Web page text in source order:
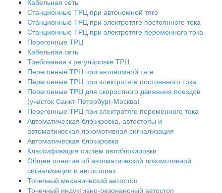
Станционные ТРЦ при автономной тяге
Станционные ТРЦ при электротяге постоянного тока
Станционные ТРЦ при электротяге переменного тока
Перегонные ТРЦ
Кабельная сеть
Требования к регулировке ТРЦ
Перегонные ТРЦ при автономной тяге
Перегонные ТРЦ при электротяге постоянного тока
Перегонные ТРЦ для скоростного движения поездов
(участок Санкт-Петербург-Москва)
Перегонные ТРЦ при электротяге переменного тока
Автоматическая блокировка, автостопы и
автоматическая локомотивная сигнализация
Автоматическая блокировка
Классификация систем автоблокировки
Общее понятие об автоматической локомотивной
сигнализации и автостопах
Точечный механический автостоп
Точечный индуктивно-резонансный автостоп